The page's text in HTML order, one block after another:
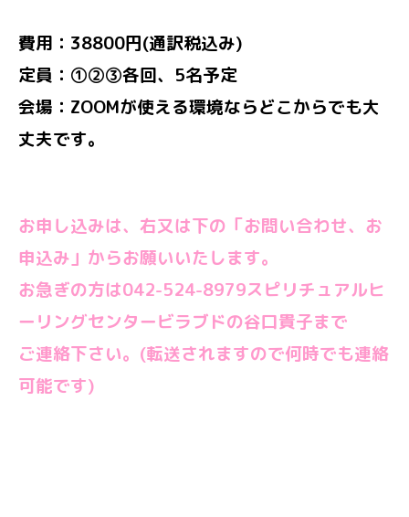
費用：38800円(通訳税込み)
定員：①②③各回、5名予定
会場：ZOOMが使える環境ならどこからでも大
丈夫です。
お申し込みは、右又は下の「お問い合わせ、お
申込み」からお願いいたします。
お急ぎの方は042-524-8979スピリチュアルヒ
ーリングセンタービラブドの谷口貴子まで
ご連絡下さい。(転送されますので何時でも連絡
可能です)